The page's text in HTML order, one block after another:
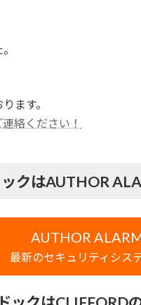
ます。
絡ください！
クはAUTHOR
AUTHOR
最新のセキュリティシス